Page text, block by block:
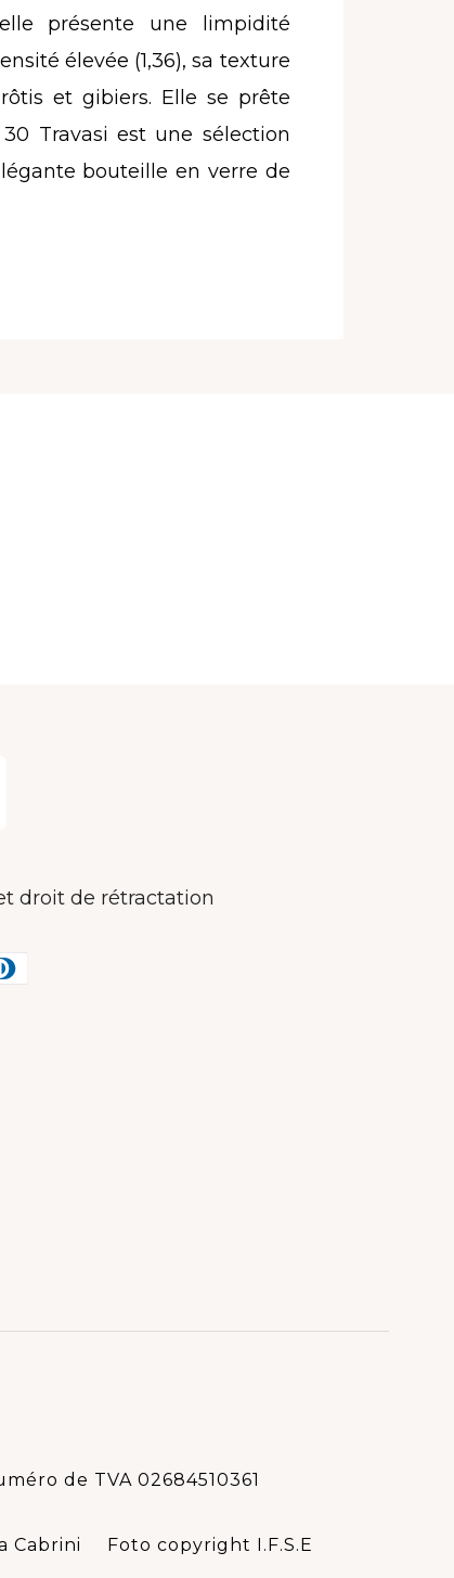
présente une limpidité
élevée (1,36), sa texture
et gibiers. Elle se prête
Travasi est une sélection
bouteille en verre de
droit de rétractation
de TVA 02684510361
Cabrini Foto copyright I.F.S.E